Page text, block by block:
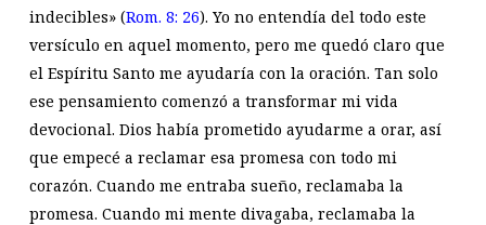
indecibles» (Rom. 8: 26). Yo no entendía del todo este
versículo en aquel momento, pero me quedó claro que
el Espíritu Santo me ayudaría con la oración. Tan solo
ese pensamiento comenzó a transformar mi vida
devocional. Dios había prometido ayudarme a orar, así
que empecé a reclamar esa promesa con todo mi
corazón. Cuando me entraba sueño, reclamaba la
promesa. Cuando mi mente divagaba, reclamaba la